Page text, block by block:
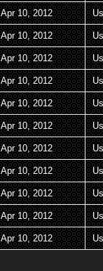
Apr 10, 2012
Apr 10, 2012
Apr 10, 2012
Apr 10, 2012
Apr 10, 2012
Apr 10, 2012
Apr 10, 2012
Apr 10, 2012
Apr 10, 2012
Apr 10, 2012
Apr 10, 2012